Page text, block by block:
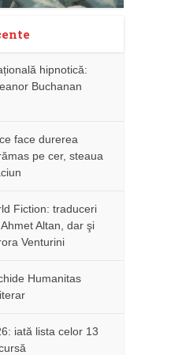
hipnotică:
Buchanan
face durerea
pe cer, steaua
Fiction: traduceri
Altan, dar şi
Venturini
Humanitas
iată lista celor 13